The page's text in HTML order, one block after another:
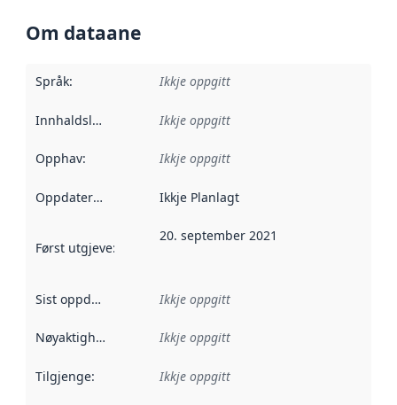
Om dataane
Språk: Ikkje oppgitt
Innhaldsleverandørar :
Ikkje oppgitt
Opphav: Ikkje oppgitt
Oppdateringsfrekvens :
Ikkje Planlagt
Først utgjeve: Denne datoen seier når dataa i dette
20. september 2021
Sist oppdatert Ikkje oppgitt
Nøyaktigheit Ikkje oppgitt
Tilgjenge: Ikkje oppgitt